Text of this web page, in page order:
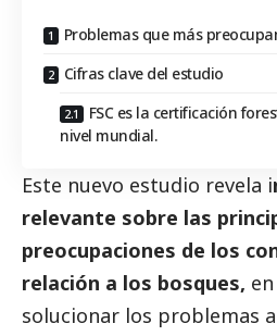
Problemas que más
Cifras clave del estudio
FSC es la certificación
nivel mundial.
Este nuevo estudio revela i
relevante sobre las
preocupaciones de los
relación a los bosques,
solucionar los problemas